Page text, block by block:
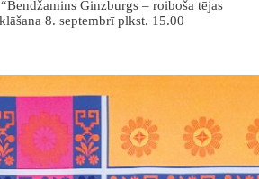
Ginzburgs – roiboša tējas
8. septembrī plkst. 15.00